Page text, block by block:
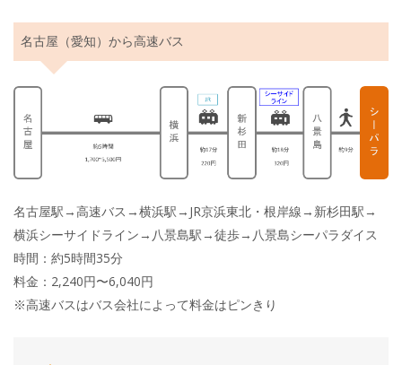
名古屋（愛知）から高速バス
名古屋駅→高速バス→横浜駅→JR京浜東北・根岸線→新杉田駅→
横浜シーサイドライン→八景島駅→徒歩→八景島シーパラダイス
時間：約5時間35分
料金：2,240円〜6,040円
※高速バスはバス会社によって料金はピンきり